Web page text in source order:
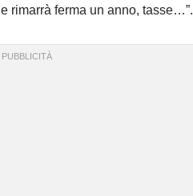
rimarrà ferma un anno, tasse…”.